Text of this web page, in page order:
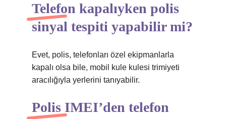
Telefon kapalıyken polis
sinyal tespiti yapabilir mi?
Evet, polis, telefonları özel ekipmanlarla
kapalı olsa bile, mobil kule kulesi trimiyeti
aracılığıyla yerlerini tanıyabilir.
Polis IMEI’den telefon